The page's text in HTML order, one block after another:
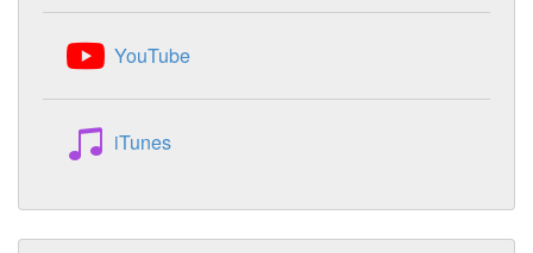
YouTube
iTunes